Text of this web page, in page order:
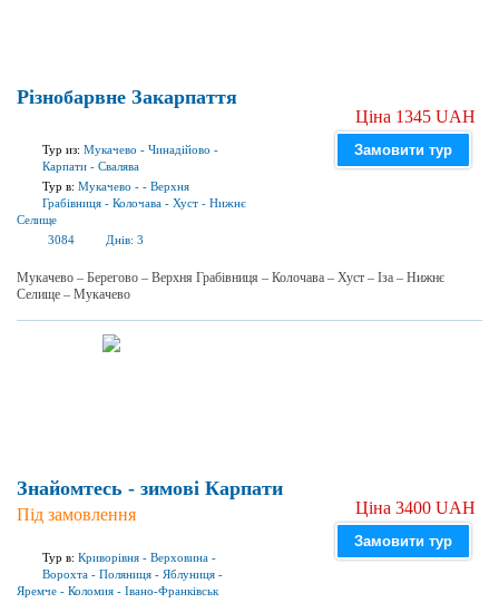
Різнобарвне Закарпаття
Тур из: Мукачево - Чинадійово -
Карпати - Свалява
Тур в: Мукачево - - Верхня
Грабівниця - Колочава - Хуст - Нижнє
Селище
3084
Днів: 3
Ціна 1345 UAH
Замовити тур
Мукачево – Берегово – Верхня Грабівниця – Колочава – Хуст – Іза – Нижнє
Селище – Мукачево
Знайомтесь - зимові Карпати
Під замовлення
Тур в: Криворівня - Верховина -
Ворохта - Поляниця - Яблуниця -
Яремче - Коломия - Івано-Франківськ
Ціна 3400 UAH
Замовити тур